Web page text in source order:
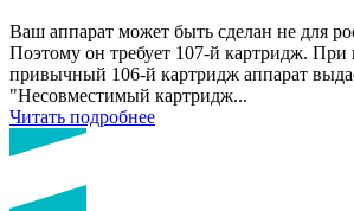
Ваш аппарат может быть сделан не для
Поэтому он требует 107-й картридж. При
привычный 106-й картридж аппарат
"Несовместимый картридж...
Читать подробнее